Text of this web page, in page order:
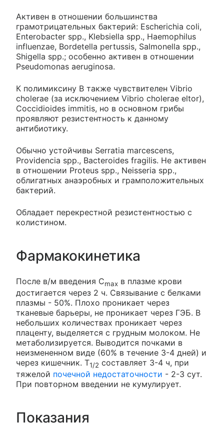
Активен в отношении большинства
грамотрицательных бактерий: Escherichia coli,
Enterobacter spp., Klebsiella spp., Haemophilus
influenzae, Bordetella pertussis, Salmonella spp.,
Shigella spp.; особенно активен в отношении
Pseudomonas aeruginosa.
К полимиксину B также чувствителен Vibrio
cholerae (за исключением Vibrio cholerae eltor),
Coccidioides immitis, но в основном грибы
проявляют резистентность к данному
антибиотику.
Обычно устойчивы Serratia marcescens,
Providencia spp., Bacteroides fragilis. Не активен
в отношении Proteus spp., Neisseria spp.,
облигатных анаэробных и грамположительных
бактерий.
Обладает перекрестной резистентностью с
колистином.
Фармакокинетика
После в/м введения Cmax в плазме крови
достигается через 2 ч. Связывание с белками
плазмы - 50%. Плохо проникает через
тканевые барьеры, не проникает через ГЭБ. В
небольших количествах проникает через
плаценту, выделяется с грудным молоком. Не
метаболизируется. Выводится почками в
неизмененном виде (60% в течение 3-4 дней) и
через кишечник. T1/2 составляет 3-4 ч, при
тяжелой почечной недостаточности - 2-3 сут.
При повторном введении не кумулирует.
Показания